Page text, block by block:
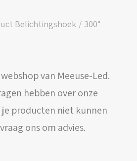
Belichtingshoek 300°
van Meeuse-Led.
hebben over onze
producten niet kunnen
ons om advies.